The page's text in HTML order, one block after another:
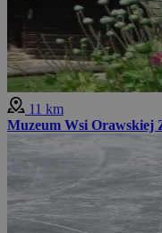
11 km
Muzeum Wsi Orawskiej